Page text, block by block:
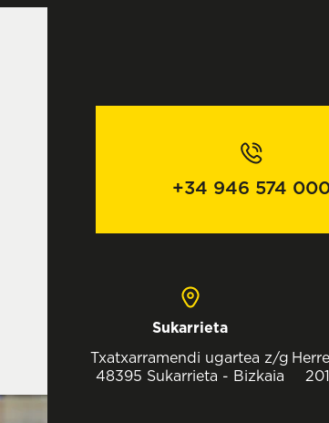
+34 946 574
Sukarrieta
Txatxarramendi ugartea z/g
48395 Sukarrieta - Bizkaia